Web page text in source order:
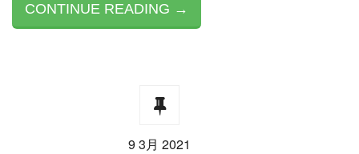
CONTINUE READING →
9 3月 2021